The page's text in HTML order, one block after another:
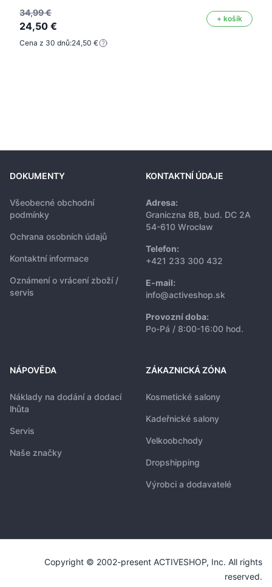
34,99 €
24,50 €
+ košík
Cena z 30 dnů:24,50 €
DOKUMENTY
Všeobecné obchodní
podmínky
Ochrana osobních údajů
Kontaktní informace
Oznámení o vrácení zboží /
servis
KONTAKTNÍ ÚDAJE
Adresa:
Graniczna 8B, bud. DC 2A
54-610 Wrocław
Telefon:
+421 233 300 432
E-mail:
info@activeshop.sk
Provozní doba:
Po-Pá / 8:00-16:00 hod.
NÁPOVĚDA
Náklady na dodání a dodací
lhůta
Servis
Naše značky
ZÁKAZNICKÁ ZÓNA
Kosmetické salony
Kadeřnické salony
Velkoobchody
Dropshipping
Výrobci a dodavatelé
Copyright © 2002-present ACTIVESHOP, Inc. All rights
reserved.